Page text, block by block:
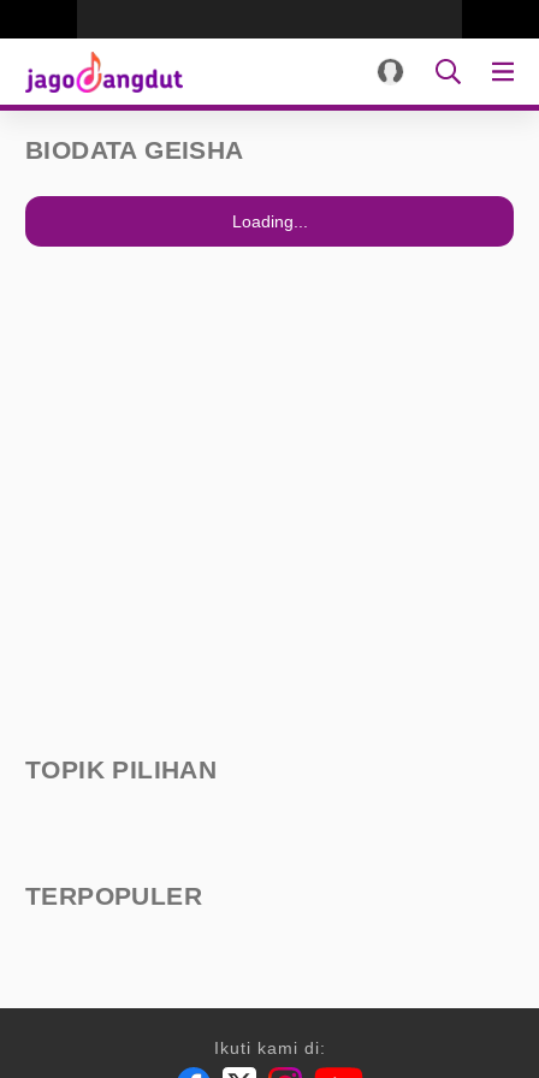
BIODATA GEISHA
Loading...
TOPIK PILIHAN
TERPOPULER
Ikuti kami di: